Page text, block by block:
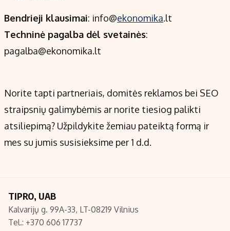
Populiarios temos
Investavimas
Akcijų rinka
Kriptovaliutos
Titulinis
Nedarbo išmokos skaičiuoklė
Būsto finansai
Privatumo politika
Turinio žymėjimo taisyklės
Bendrieji klausimai: info@ekonomika.lt
Techninė pagalba dėl svetainės:
pagalba@ekonomika.lt
Norite tapti partneriais, domitės reklamos bei SEO
straipsnių galimybėmis ar norite tiesiog palikti
atsiliepimą? Užpildykite žemiau pateiktą formą ir
mes su jumis susisieksime per 1 d.d.
TIPRO, UAB
Kalvarijų g. 99A-33, LT-08219 Vilnius
Tel.: +370 606 17737